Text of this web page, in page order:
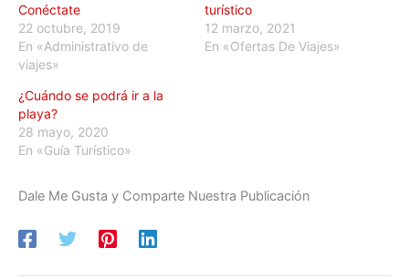
Conéctate
22 octubre, 2019
En «Administrativo de
viajes»
turístico
12 marzo, 2021
En «Ofertas De Viajes»
¿Cuándo se podrá ir a la
playa?
28 mayo, 2020
En «Guía Turístico»
Dale Me Gusta y Comparte Nuestra Publicación